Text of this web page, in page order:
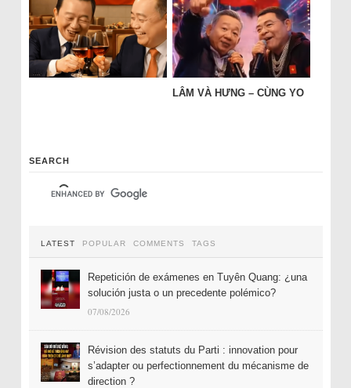
LÂM VÀ HƯNG – CÙNG YO
SEARCH
LATEST POPULAR COMMENTS TAGS
Repetición de exámenes en Tuyên Quang: ¿una
solución justa o un precedente polémico?
07/08/2026
Révision des statuts du Parti : innovation pour
s’adapter ou perfectionnement du mécanisme de
direction ?